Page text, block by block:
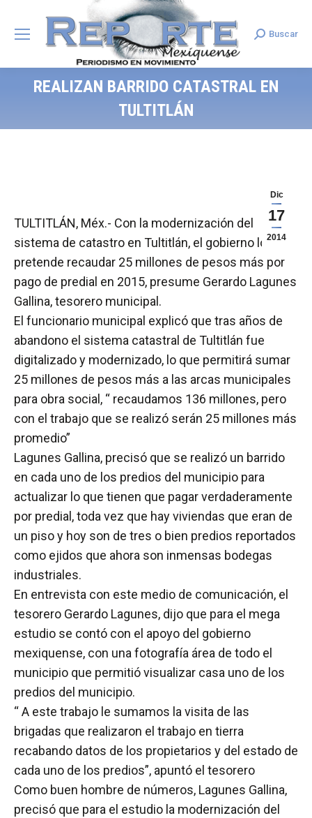
Search:
Buscar
REALIZAN BARRIDO CATASTRAL EN
TULTITLÁN
Dic
17
2014
TULTITLÁN, Méx.- Con la modernización del
sistema de catastro en Tultitlán, el gobierno local
pretende recaudar 25 millones de pesos más por
pago de predial en 2015, presume Gerardo Lagunes
Gallina, tesorero municipal.
El funcionario municipal explicó que tras años de
abandono el sistema catastral de Tultitlán fue
digitalizado y modernizado, lo que permitirá sumar
25 millones de pesos más a las arcas municipales
para obra social, “ recaudamos 136 millones, pero
con el trabajo que se realizó serán 25 millones más
promedio”
Lagunes Gallina, precisó que se realizó un barrido
en cada uno de los predios del municipio para
actualizar lo que tienen que pagar verdaderamente
por predial, toda vez que hay viviendas que eran de
un piso y hoy son de tres o bien predios reportados
como ejidos que ahora son inmensas bodegas
industriales.
En entrevista con este medio de comunicación, el
tesorero Gerardo Lagunes, dijo que para el mega
estudio se contó con el apoyo del gobierno
mexiquense, con una fotografía área de todo el
municipio que permitió visualizar casa uno de los
predios del municipio.
“ A este trabajo le sumamos la visita de las
brigadas que realizaron el trabajo en tierra
recabando datos de los propietarios y del estado de
cada uno de los predios”, apuntó el tesorero
Como buen hombre de números, Lagunes Gallina,
precisó que para el estudio la modernización del